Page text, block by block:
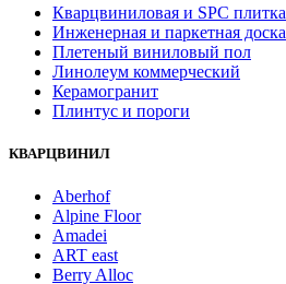
Кварцвиниловая и SPC плитка
Инженерная и паркетная доска
Плетеный виниловый пол
Линолеум коммерческий
Керамогранит
Плинтус и пороги
КВАРЦВИНИЛ
Aberhof
Alpine Floor
Amadei
ART east
Berry Alloc